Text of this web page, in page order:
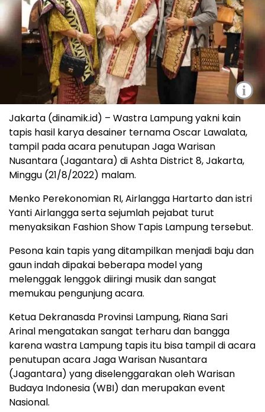
i
Jakarta (dinamik.id) – Wastra Lampung yakni kain
tapis hasil karya desainer ternama Oscar Lawalata,
tampil pada acara penutupan Jaga Warisan
Nusantara (Jagantara) di Ashta District 8, Jakarta,
Minggu (21/8/2022) malam.
Menko Perekonomian RI, Airlangga Hartarto dan istri
Yanti Airlangga serta sejumlah pejabat turut
menyaksikan Fashion Show Tapis Lampung tersebut.
Pesona kain tapis yang ditampilkan menjadi baju dan
gaun indah dipakai beberapa model yang
melenggak lenggok diiringi musik dan sangat
memukau pengunjung acara.
Ketua Dekranasda Provinsi Lampung, Riana Sari
Arinal mengatakan sangat terharu dan bangga
karena wastra Lampung tapis itu bisa tampil di acara
penutupan acara Jaga Warisan Nusantara
(Jagantara) yang diselenggarakan oleh Warisan
Budaya Indonesia (WBI) dan merupakan event
Nasional.